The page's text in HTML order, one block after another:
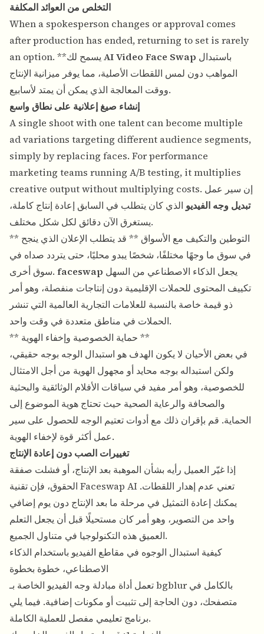
التخلص من العوائد المكلفة
When a spokesperson changes or approval comes
after production has ended, returning to set is rarely
AI Video Face Swap
المواهب دون لمس اللقطات الأصلية، مما يوفر ميزانية الإنتاج
ووقت المعالجة الذي يمكن أن يمتد لأسابيع.
إنشاء صيغ إعلانية على نطاق واسع
A single shoot with one talent can become multiple
ad variations targeting different audience segments,
simply by replacing faces. For performance
marketing teams running A/B testing, it multiplies
creative output without multiplying costs. إن سير عمل
تبديل وجه الفيديو الذي كان يتطلب في السابق إعادة إنتاج كاملة،
يستغرق الآن دقائق لكل شكل مختلف.
** التوطين والتكيف مع الأسواق ** قد يتطلب الإعلان الذي ينجح
في سوق ما وجهًا مختلفًا، شخصًا يبدو محليًا، حتى يتردد صداه في
سوق أخرى. faceswap
تكييف المحتوى للحملات الإقليمية دون إنتاجات منفصلة، ​​وهو أمر
ذو قيمة خاصة بالنسبة للعلامات التجارية العالمية التي تنشر
الحملات في مناطق متعددة في وقت واحد.
** حماية الخصوصية وإخفاء الهوية **
في بعض الأحيان لا يكون الهدف هو استبدال الوجه بوجه حقيقي،
ولكن استبداله بوجه محايد أو مجهول الهوية من أجل الامتثال
للخصوصية، وهو أمر مفيد في سياقات الأفلام الوثائقية والبحثية
والصحافة والرعاية الصحية حيث تحتاج هوية الموضوع إلى
الحماية. قم بإقران ذلك مع أدوات تعتيم الوجه للحصول على سير
عمل أكثر قوة لإخفاء الهوية.
تغييرات الصب دون إعادة الإنتاج
إذا غيّر العميل رأيه بشأن الموهبة بعد الإنتاج، أو فشلت صفقة
الحقوق، فإن تقنية Faceswap AI تعني عدم إهدار اللقطات.
يمكنك إعادة التمثيل في مرحلة ما بعد الإنتاج دون يوم إضافي
واحد من التصوير، وهو أمر كان مستحيلًا قبل أن يجعل التعلم
العميق هذه التكنولوجيا في متناول الجميع.
كيفية استبدال الوجوه في مقاطع الفيديو باستخدام الذكاء
الاصطناعي، خطوة بخطوة
تعمل أداة مبادلة وجه الفيديو الخاصة بـ bgblur بالكامل في
متصفحك، دون الحاجة إلى تثبيت أو مكونات إضافية. فيما يلي
برنامج تعليمي مفصل للعملية الكاملة.